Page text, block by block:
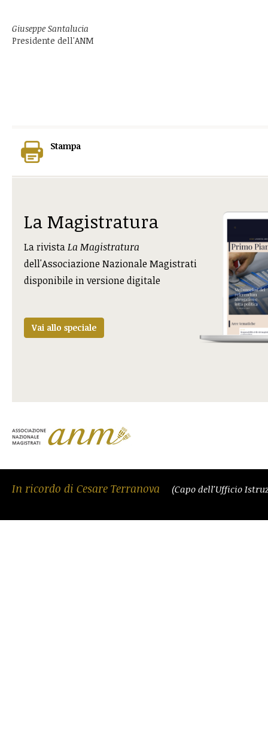
Giuseppe Santalucia
Presidente dell'ANM
Stampa
La Magistratura
La rivistaLa Magistratura
dell'Associazione Nazionale Magistrati
disponibile in versione digitale
Vai allo speciale
In ricordo di Cesare Terranova (Capo dell'Ufficio